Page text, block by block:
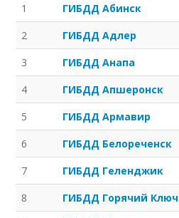
1
ГИБДД Абинск
2
ГИБДД Адлер
3
ГИБДД Анапа
4
ГИБДД Апшеронск
5
ГИБДД Армавир
6
ГИБДД Белореченск
7
ГИБДД Геленджик
8
ГИБДД Горячий Ключ